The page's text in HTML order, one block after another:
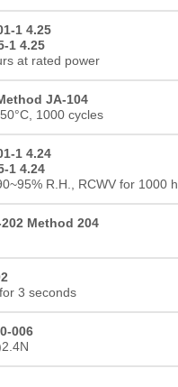
1 4.25
1 4.25
at rated power
JA-104
1000 cycles
1 4.24
1 4.24
R.H., RCWV for 1000
Method 204
3 seconds
006